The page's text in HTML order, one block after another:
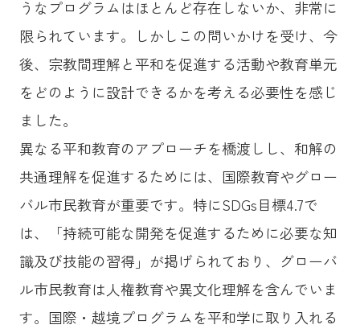
うなプログラムはほとんど存在しないか、非常に
限られています。しかしこの問いかけを受け、今
後、宗教間理解と平和を促進する活動や教育単元
をどのように設計できるかを考える必要性を感じ
ました。
異なる平和教育のアプローチを橋渡しし、和解の
共通理解を促進するためには、国際教育やグロー
バル市民教育が重要です。特にSDGs目標4.7で
は、「持続可能な開発を促進するために必要な知
識及び技能の習得」が掲げられており、グローバ
ル市民教育は人権教育や異文化理解を含んでいま
す。国際・越境プログラムを平和学に取り入れる